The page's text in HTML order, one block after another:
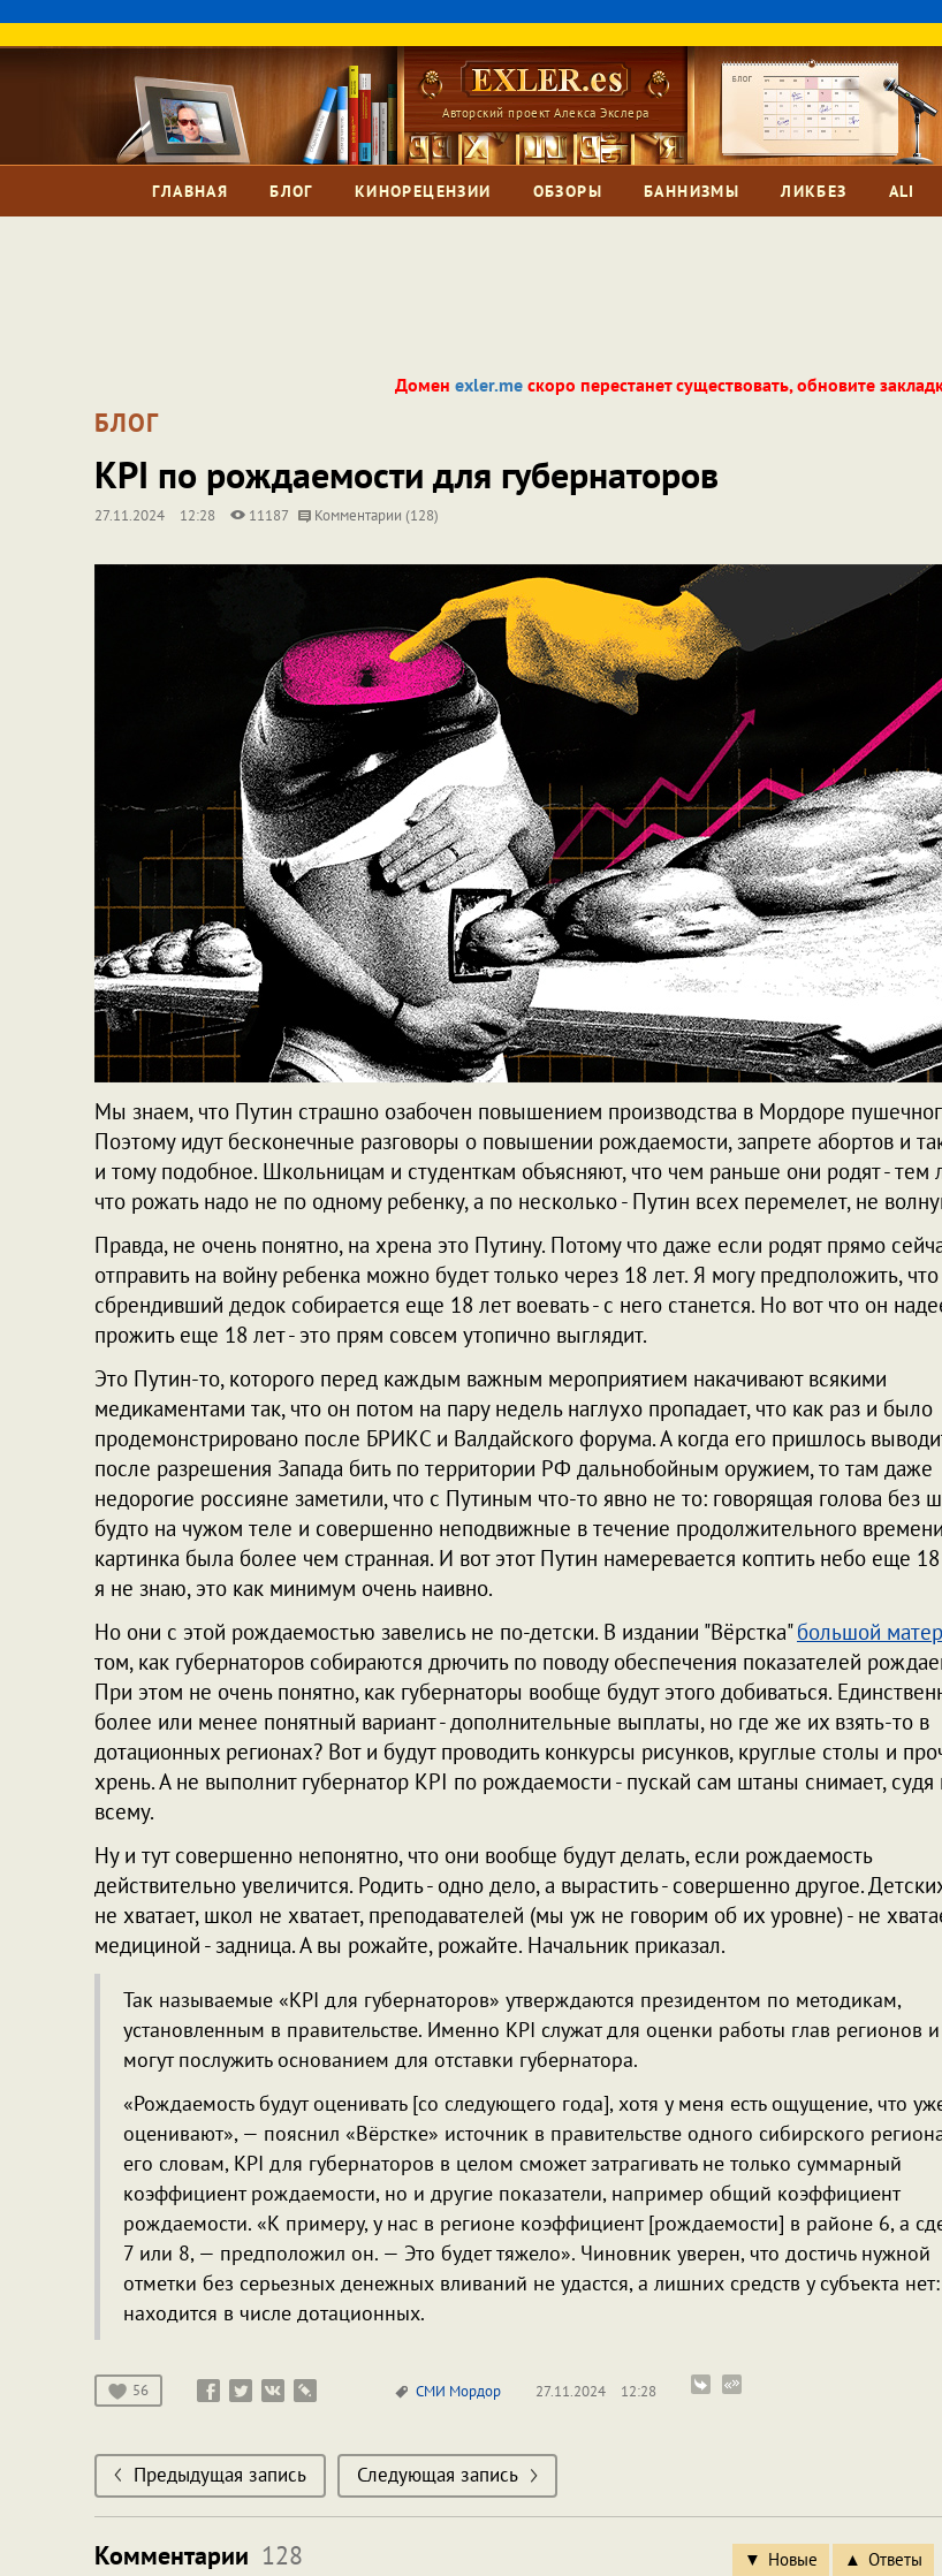
Авторский проект Алекса Экслера
ГЛАВНАЯ БЛОГ КИНОРЕЦЕНЗИИ ОБЗОРЫ БАННИЗМЫ ЛИКБЕЗ ALI
Домен exler.meскоро перестанет существовать, обновите
БЛОГ
KPI по рождаемости для губернаторов
27.11.2024 12:28 11187 Комментарии (128)
Мы знаем, что Путин страшно озабочен повышением производства в Мордоре
Поэтому идут бесконечные разговоры о повышении рождаемости, запрете абортов и
и тому подобное. Школьницам и студенткам объясняют, что чем раньше они родят - тем
что рожать надо не по одному ребенку, а по несколько - Путин всех перемелет, не
Правда, не очень понятно, на хрена это Путину. Потому что даже если родят прямо
отправить на войну ребенка можно будет только через 18 лет. Я могу предположить, что
сбрендивший дедок собирается еще 18 лет воевать - с него станется. Но вот что он
прожить еще 18 лет - это прям совсем утопично выглядит.
Это Путин-то, которого перед каждым важным мероприятием накачивают всякими
медикаментами так, что он потом на пару недель наглухо пропадает, что как раз и было
продемонстрировано после БРИКС и Валдайского форума. А когда его пришлось
после разрешения Запада бить по территории РФ дальнобойным оружием, то там даже
недорогие россияне заметили, что с Путиным что-то явно не то: говорящая голова без
будто на чужом теле и совершенно неподвижные в течение продолжительного
картинка была более чем странная. И вот этот Путин намеревается коптить небо еще 18
я не знаю, это как минимум очень наивно.
Но они с этой рождаемостью завелись не по-детски. В издании "Вёрстка"большой
том, как губернаторов собираются дрючить по поводу обеспечения показателей
При этом не очень понятно, как губернаторы вообще будут этого добиваться.
более или менее понятный вариант - дополнительные выплаты, но где же их взять-то в
дотационных регионах? Вот и будут проводить конкурсы рисунков, круглые столы и
хрень. А не выполнит губернатор KPI по рождаемости - пускай сам штаны снимает, судя
всему.
Ну и тут совершенно непонятно, что они вообще будут делать, если рождаемость
действительно увеличится. Родить - одно дело, а вырастить - совершенно другое.
не хватает, школ не хватает, преподавателей (мы уж не говорим об их уровне) - не
медициной - задница. А вы рожайте, рожайте. Начальник приказал.
Так называемые «KPI для губернаторов» утверждаются президентом по методикам,
установленным в правительстве. Именно KPI служат для оценки работы глав регионов и
могут послужить основанием для отставки губернатора.
«Рождаемость будут оценивать [со следующего года], хотя у меня есть ощущение, что
оценивают», — пояснил «Вёрстке» источник в правительстве одного сибирского
его словам, KPI для губернаторов в целом сможет затрагивать не только суммарный
коэффициент рождаемости, но и другие показатели, например общий коэффициент
рождаемости. «К примеру, у нас в регионе коэффициент [рождаемости] в районе 6, а
7 или 8, — предположил он. — Это будет тяжело». Чиновник уверен, что достичь нужной
отметки без серьезных денежных вливаний не удастся, а лишних средств у субъекта
находится в числе дотационных.
56 СМИ Мордор 27.11.2024 12:28
Предыдущая запись Следующая запись
Комментарии 128 Новые Ответы